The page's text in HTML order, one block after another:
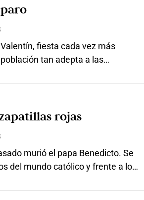
francés. Méritos le sobran. Sus
más…
fiesta cada vez más
tan adepta a las
el mes! Pero también para
un nuevo paro nacional. La
que tengo frescas las
que causó el…
rojas
murió el papa Benedicto. Se
del mundo católico y frente a los
vestimenta y lo hicieron